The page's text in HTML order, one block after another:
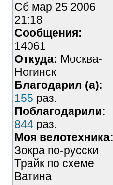
Сб мар 25 2006
21:18
Сообщения:
14061
Откуда: Москва-
Ногинск
Благодарил (а):
155 раз.
Поблагодарили:
844 раз.
Моя велотехника:
Зокра по-русски
Трайк по схеме
Ватина